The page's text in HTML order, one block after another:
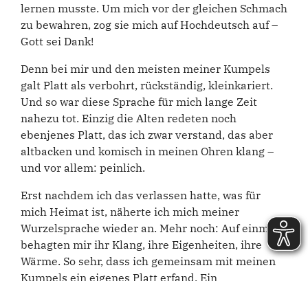
lernen musste. Um mich vor der gleichen Schmach
zu bewahren, zog sie mich auf Hochdeutsch auf –
Gott sei Dank!
Denn bei mir und den meisten meiner Kumpels
galt Platt als verbohrt, rückständig, kleinkariert.
Und so war diese Sprache für mich lange Zeit
nahezu tot. Einzig die Alten redeten noch
ebenjenes Platt, das ich zwar verstand, das aber
altbacken und komisch in meinen Ohren klang –
und vor allem: peinlich.
Erst nachdem ich das verlassen hatte, was für
mich Heimat ist, näherte ich mich meiner
Wurzelsprache wieder an. Mehr noch: Auf einmal
behagten mir ihr Klang, ihre Eigenheiten, ihre
Wärme. So sehr, dass ich gemeinsam mit meinen
Kumpels ein eigenes Platt erfand. Ein